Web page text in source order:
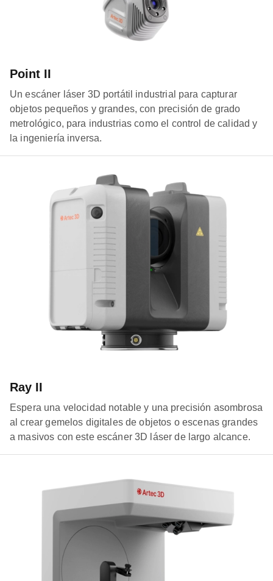
Point II
Un escáner láser 3D portátil industrial para capturar
objetos pequeños y grandes, con precisión de grado
metrológico, para industrias como el control de calidad y
la ingeniería inversa.
Ray II
Espera una velocidad notable y una precisión asombrosa
al crear gemelos digitales de objetos o escenas grandes
a masivos con este escáner 3D láser de largo alcance.